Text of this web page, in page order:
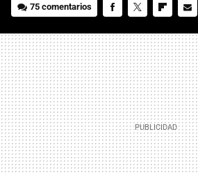
75 comentarios
MAIL